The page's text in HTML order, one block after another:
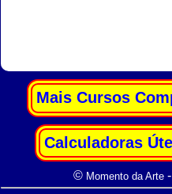
© Momento da Arte-